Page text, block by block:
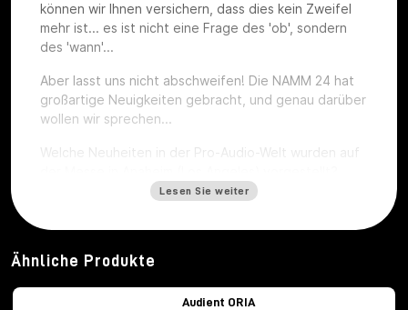
können wir Ihnen versichern, dass dies kein Zweifel
mehr ist... es ist nicht eine Frage des 'ob', sondern
des 'wann'...
Aber lasst uns nicht abschweifen! Die NAMM 24 hat
großartige Neuigkeiten gebracht, und genau darüber
wollen wir sprechen...
Welche Neuheiten in der Pro-Audio-Welt wurden auf
Audient ORIA
Lesen Sie weiter
Ähnliche Produkte
Audient ORIA